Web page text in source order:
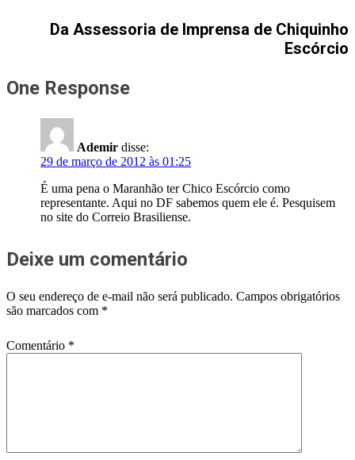
Da Assessoria de Imprensa de Chiquinho
Escórcio
One Response
Ademir disse:
29 de março de 2012 às 01:25
É uma pena o Maranhão ter Chico Escórcio como
representante. Aqui no DF sabemos quem ele é. Pesquisem
no site do Correio Brasiliense.
Deixe um comentário
O seu endereço de e-mail não será publicado. Campos obrigatórios
são marcados com *
Comentário *